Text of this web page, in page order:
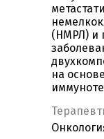
(НМРЛ) и
на